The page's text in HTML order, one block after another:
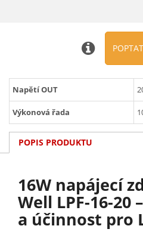
Napětí OUT
Výkonová řada
POPIS PRODUKTU
16W napájecí
Well LPF-16-20
a účinnost pro